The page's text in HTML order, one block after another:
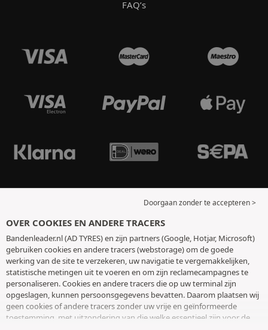
FAQ’s
Doorgaan zonder te accepteren >
OVER COOKIES EN ANDERE TRACERS
Bandenleader.nl (AD TYRES) en zijn partners (Google, Hotjar, Microsoft)
gebruiken cookies en andere tracers (webstorage) om de goede
werking van de site te verzekeren, uw navigatie te vergemakkelijken,
statistische metingen uit te voeren en om zijn reclamecampagnes te
personaliseren. Cookies en andere tracers die op uw terminal zijn
opgeslagen, kunnen persoonsgegevens bevatten. Daarom plaatsen wij
geen cookies of andere tracers zonder uw vrije en geïnformeerde
toestemming, met uitzondering van die welke essentieel zijn voor de